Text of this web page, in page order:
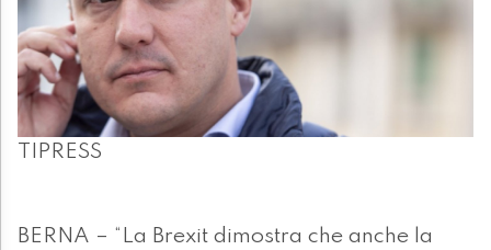
TIPRESS
BERNA – “La Brexit dimostra che anche la